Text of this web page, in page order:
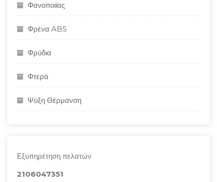
Φανοποιϊας
Φρένα ABS
Φρύδια
Φτερά
Ψύξη Θέρμανση
Εξυπηρέτηση πελατών
2106047351